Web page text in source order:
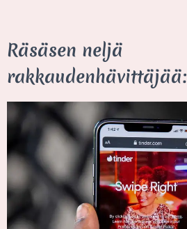
Räsäsen neljä
rakkaudenhävittäjää: